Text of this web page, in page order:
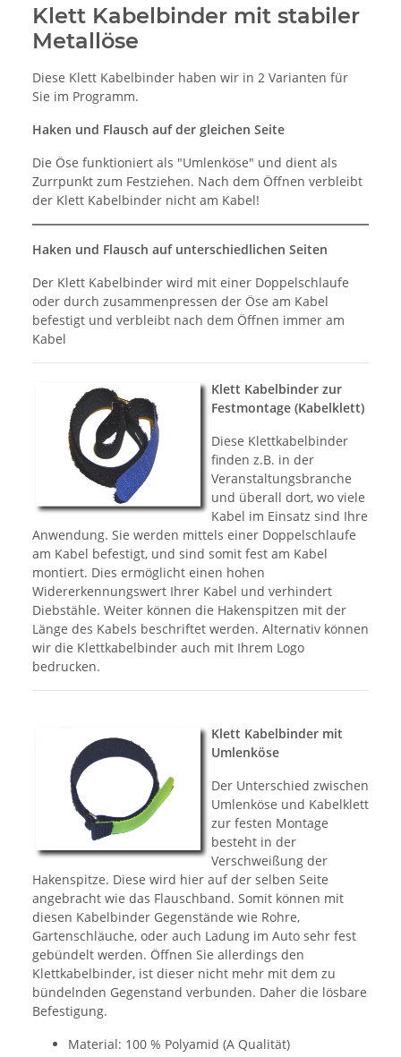
Klett Kabelbinder mit stabiler
Metallöse
Diese Klett Kabelbinder haben wir in 2 Varianten für
Sie im Programm.
Haken und Flausch auf der gleichen Seite
Die Öse funktioniert als "Umlenköse" und dient als
Zurrpunkt zum Festziehen. Nach dem Öffnen verbleibt
der Klett Kabelbinder nicht am Kabel!
Haken und Flausch auf unterschiedlichen Seiten
Der Klett Kabelbinder wird mit einer Doppelschlaufe
oder durch zusammenpressen der Öse am Kabel
befestigt und verbleibt nach dem Öffnen immer am
Kabel
Klett Kabelbinder zur
Festmontage (Kabelklett)
Diese Klettkabelbinder
finden z.B. in der
Veranstaltungsbranche
und überall dort, wo viele
Kabel im Einsatz sind Ihre
Anwendung. Sie werden mittels einer Doppelschlaufe
am Kabel befestigt, und sind somit fest am Kabel
montiert. Dies ermöglicht einen hohen
Widererkennungswert Ihrer Kabel und verhindert
Diebstähle. Weiter können die Hakenspitzen mit der
Länge des Kabels beschriftet werden. Alternativ können
wir die Klettkabelbinder auch mit Ihrem Logo
bedrucken.
Klett Kabelbinder mit
Umlenköse
Der Unterschied zwischen
Umlenköse und Kabelklett
zur festen Montage
besteht in der
Verschweißung der
Hakenspitze. Diese wird hier auf der selben Seite
angebracht wie das Flauschband. Somit können mit
diesen Kabelbinder Gegenstände wie Rohre,
Gartenschläuche, oder auch Ladung im Auto sehr fest
gebündelt werden. Öffnen Sie allerdings den
Klettkabelbinder, ist dieser nicht mehr mit dem zu
bündelnden Gegenstand verbunden. Daher die lösbare
Befestigung.
Material: 100 % Polyamid (A Qualität)